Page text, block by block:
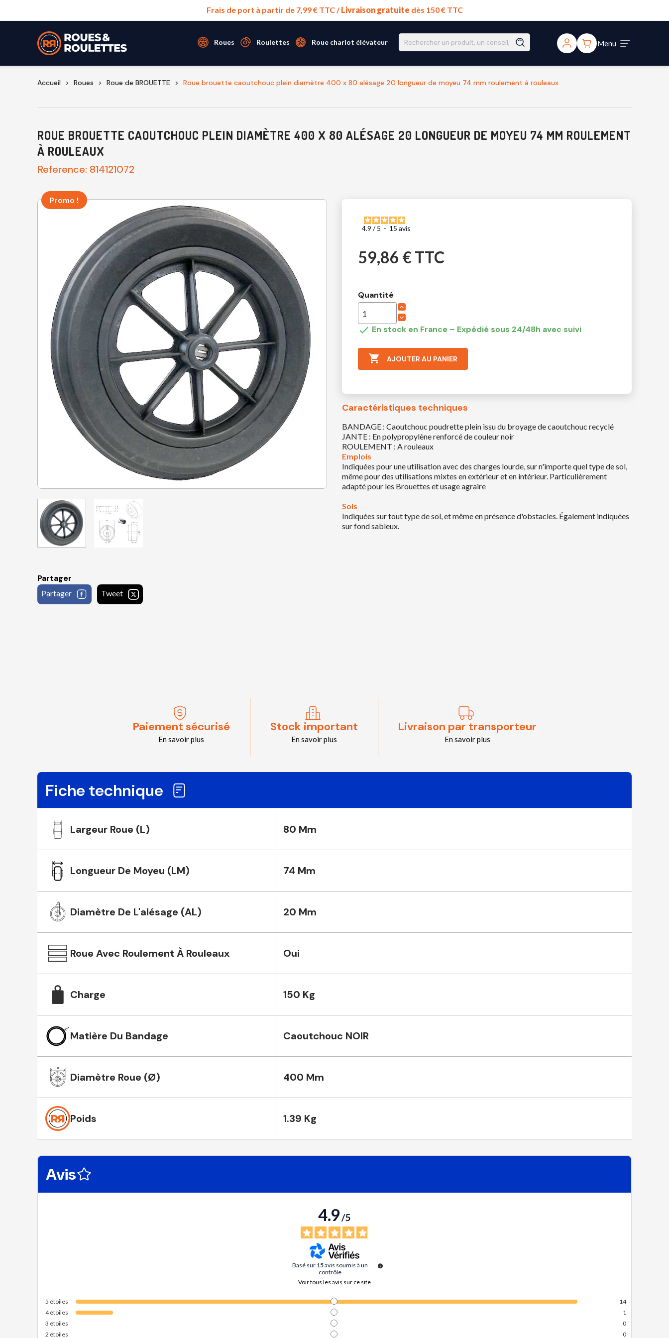
Frais de port à partir de 7,99 € TTC /Livraison gratuite dès 150 € TTC
Roues Roulettes Roue chariot élévateur Menu
Accueil Roues Roue de BROUETTE Roue brouette caoutchouc plein diamètre 400 x 80 alésage 20 longueur de moyeu 74 mm roulement à rouleaux
ROUE BROUETTE CAOUTCHOUC PLEIN DIAMÈTRE 400 X 80 ALÉSAGE 20 LONGUEUR DE MOYEU 74 MM ROULEMENT
À ROULEAUX
Reference: 814121072
Promo !
Partager
Partager Tweet
4.9 / 5 - 15 avis
59,86 € TTC
Quantité
 En stock en France – Expédié sous 24/48h avec suivi
 AJOUTER AU PANIER
Caractéristiques techniques
BANDAGE : Caoutchouc poudrette plein issu du broyage de caoutchouc recyclé
JANTE : En polypropylène renforcé de couleur noir
ROULEMENT : A rouleaux
Emplois
Indiquées pour une utilisation avec des charges lourde, sur n'importe quel type de sol,
même pour des utilisations mixtes en extérieur et en intérieur. Particulièrement
adapté pour les Brouettes et usage agraire
Sols
Indiquées sur tout type de sol, et même en présence d'obstacles. Également indiquées
sur fond sableux.
Paiement sécurisé
En savoir plus
Stock important
En savoir plus
Livraison par transporteur
En savoir plus
Fiche technique
Largeur Roue (L) 80 Mm
Longueur De Moyeu (LM) 74 Mm
Diamètre De L'alésage (AL) 20 Mm
Roue Avec Roulement À Rouleaux Oui
Charge 150 Kg
Matière Du Bandage Caoutchouc NOIR
Diamètre Roue (Ø) 400 Mm
Poids 1.39 Kg
Avis
4.9/5
Basé sur 15avis soumis à un
contrôle
Voir tous les avis sur ce site
5 étoiles
14
4étoiles
1
3 étoiles
0
2 étoiles 0